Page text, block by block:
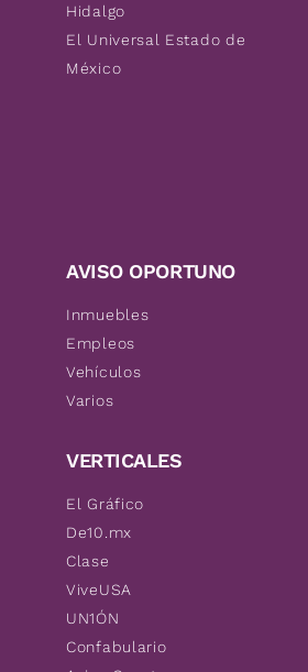
Hidalgo
El Universal Estado de
México
AVISO OPORTUNO
Inmuebles
Empleos
Vehículos
Varios
VERTICALES
El Gráfico
De10.mx
Clase
ViveUSA
UN1ÓN
Confabulario